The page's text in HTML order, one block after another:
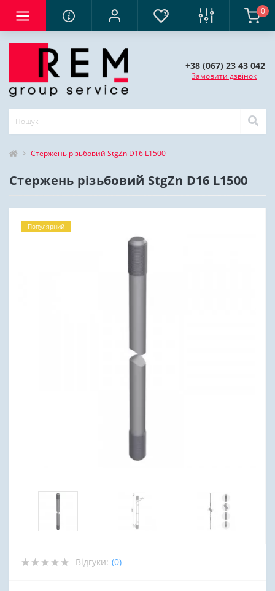
0
+38 (067) 23 43 042
Замовити дзвінок
Стержень різьбовий StgZn D16 L1500
Стержень різьбовий StgZn D16 L1500
Популярний
Відгуки: (0)